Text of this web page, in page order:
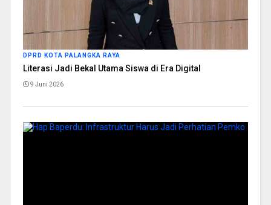
DPRD KOTA PALANGKA RAYA
Literasi Jadi Bekal Utama Siswa di Era Digital
9 Juni 2026